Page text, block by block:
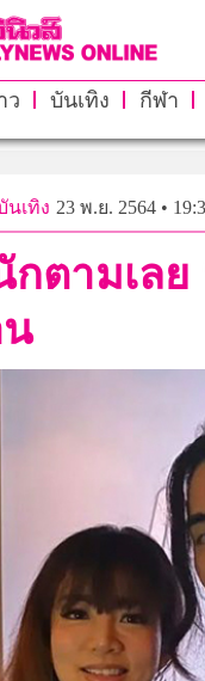
ว บันเทิง กีฬา
นเทิง 23 พ.ย. 2564 •
ตามเล